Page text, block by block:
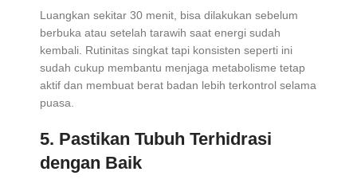
Luangkan sekitar 30 menit, bisa dilakukan sebelum
berbuka atau setelah tarawih saat energi sudah
kembali. Rutinitas singkat tapi konsisten seperti ini
sudah cukup membantu menjaga metabolisme tetap
aktif dan membuat berat badan lebih terkontrol selama
puasa.
5. Pastikan Tubuh Terhidrasi
dengan Baik